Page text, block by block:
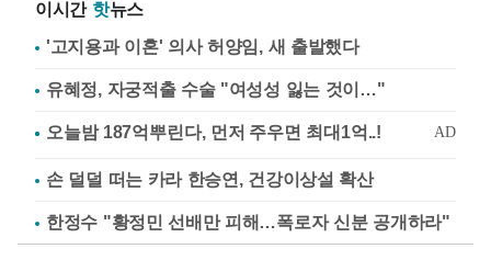
이시간 핫뉴스
'고지용과 이혼' 의사 허양임, 새 출발했다
유혜정, 자궁적출 수술 "여성성 잃는 것이…"
손 덜덜 떠는 카라 한승연, 건강이상설 확산
한정수 "황정민 선배만 피해…폭로자 신분 공개하라"